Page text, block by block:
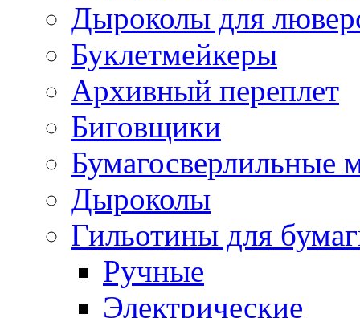
Дыроколы для
Буклетмейкеры
Архивный переплет
Биговщики
Бумагосверлильные
Дыроколы
Гильотины для
Ручные
Электрические